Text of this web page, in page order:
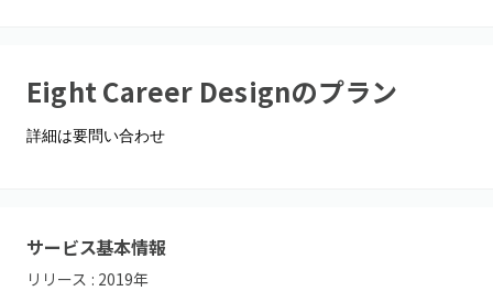
Eight Career Designのプラン
詳細は要問い合わせ
サービス基本情報
リリース : 2019年